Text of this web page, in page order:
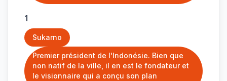
1
Sukarno
Premier président de l'Indonésie. Bien que
non natif de la ville, il en est le fondateur et
le visionnaire qui a conçu son plan